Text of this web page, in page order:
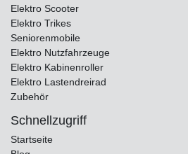
Elektro Scooter
Elektro Trikes
Seniorenmobile
Elektro Nutzfahrzeuge
Elektro Kabinenroller
Elektro Lastendreirad
Zubehör
Schnellzugriff
Startseite